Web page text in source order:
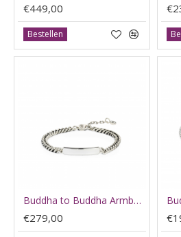
€449,00
Bestellen
Buddha to Buddha Armband essential bar (gratis graveren 20 / 23cm - 65132
€279,00